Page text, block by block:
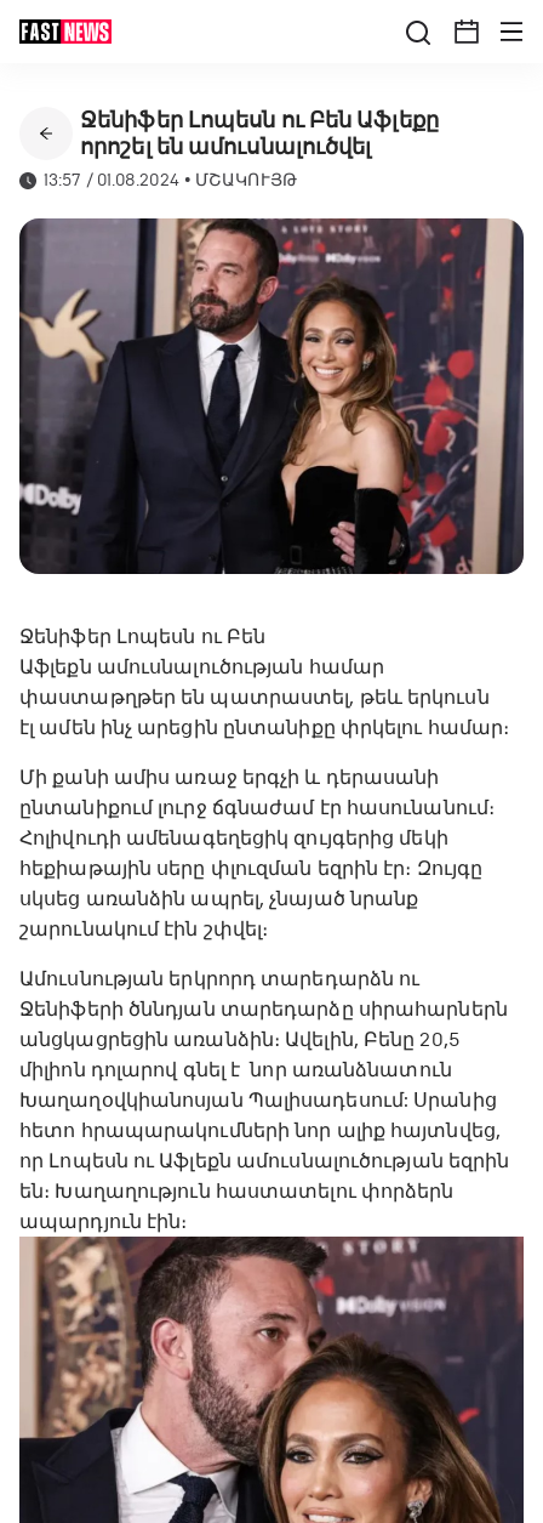
Ջենիֆեր Լոպեսն ու Բեն Աֆլեքը
որոշել են ամուսնալուծվել
13:57 / 01.08.2024 • ՄՇԱԿՈՒՅԹ
Ջենիֆեր Լոպեսն ու Բեն
Աֆլեքն ամուսնալուծության համար
փաստաթղթեր են պատրաստել, թեև երկուսն
էլ ամեն ինչ արեցին ընտանիքը փրկելու համար։
Մի քանի ամիս առաջ երգչի և դերասանի
ընտանիքում լուրջ ճգնաժամ էր հասունանում։
Հոլիվուդի ամենագեղեցիկ զույգերից մեկի
հեքիաթային սերը փլուզման եզրին էր։ Զույգը
սկսեց առանձին ապրել, չնայած նրանք
շարունակում էին շփվել։
Ամուսնության երկրորդ տարեդարձն ու
Ջենիֆերի ծննդյան տարեդարձը սիրահարներն
անցկացրեցին առանձին։ Ավելին, Բենը 20,5
միլիոն դոլարով գնել է նոր առանձնատուն
Խաղաղօվկիանոսյան Պալիսադեսում: Սրանից
հետո հրապարակումների նոր ալիք հայտնվեց,
որ Լոպեսն ու Աֆլեքն ամուսնալուծության եզրին
են։ Խաղաղություն հաստատելու փորձերն
ապարդյուն էին։